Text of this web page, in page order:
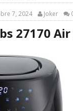
7, 2024 Joker
27170